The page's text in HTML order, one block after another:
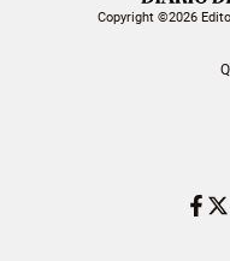
Copyright ©2026